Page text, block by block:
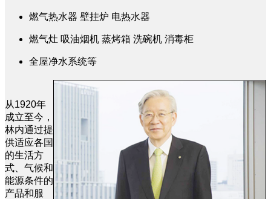
燃气热水器 壁挂炉 电热水器
燃气灶 吸油烟机 蒸烤箱 洗碗机 消毒柜
全屋净水系统等
从1920年
成立至今，
林内通过提
供适应各国
的生活方
式、气候和
能源条件的
产品和服